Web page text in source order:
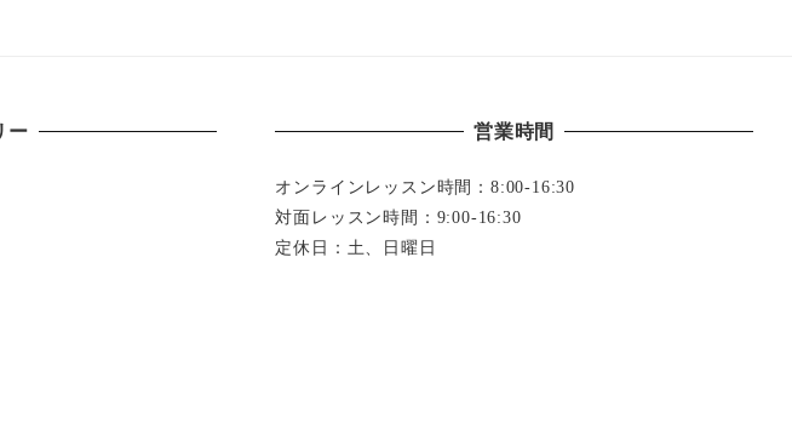
ー 営業時間
オンラインレッスン時間：8:00-16:30
対面レッスン時間：9:00-16:30
定休日：土、日曜日